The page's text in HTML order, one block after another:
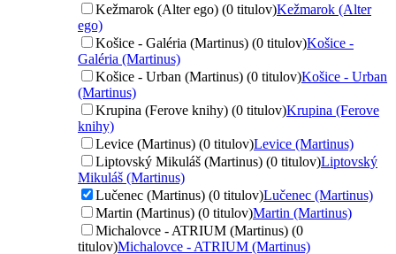
Kežmarok (Alter ego) (0 titulov)Kežmarok (Alter
ego)
Košice - Galéria (Martinus) (0 titulov)Košice -
Galéria (Martinus)
Košice - Urban (Martinus) (0 titulov)Košice - Urban
(Martinus)
Krupina (Ferove knihy) (0 titulov)Krupina (Ferove
knihy)
Levice (Martinus) (0 titulov)Levice (Martinus)
Liptovský Mikuláš (Martinus) (0 titulov)Liptovský
Mikuláš (Martinus)
Lučenec (Martinus) (0 titulov)Lučenec (Martinus)
Martin (Martinus) (0 titulov)Martin (Martinus)
Michalovce - ATRIUM (Martinus) (0
titulov)Michalovce - ATRIUM (Martinus)